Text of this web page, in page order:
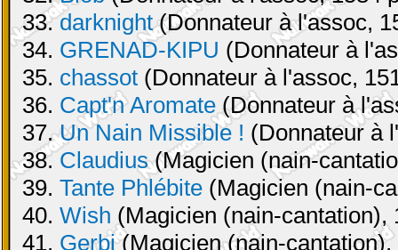
33.darknight(Donnateur à l'assoc,
34. GRENAD-KIPU (Donnateur à
35. chassot (Donnateur à l'assoc,
36. Capt'n Aromate(Donnateur à
37.Un Nain Missible ! (Donnateur à
38.Claudius(Magicien (nain-
39. Tante Phlébite (Magicien (nain-
40. Wish (Magicien (nain-cantation),
41. Gerbi(Magicien (nain-cantation),